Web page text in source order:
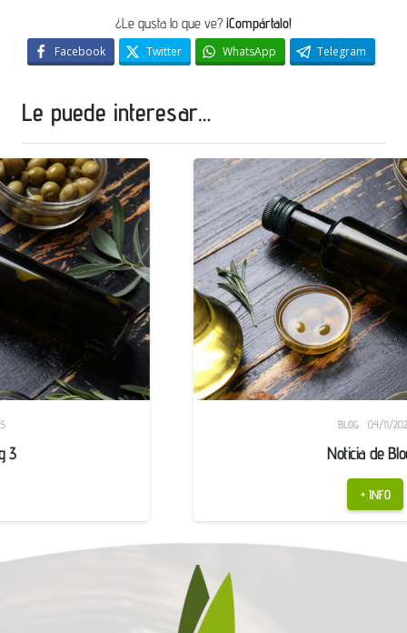
¿Le gusta lo que ve? ¡Compártalo!
Facebook Twitter WhatsApp Telegram
Le puede interesar…
04/11/2025
Noticia de Blog 2